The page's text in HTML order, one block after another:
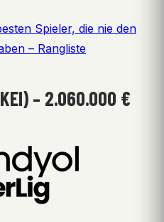
Spieler, die nie den
– Rangliste
– 2.060.000 €